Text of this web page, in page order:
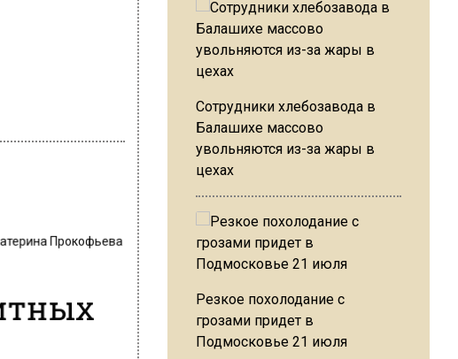
Прокофьева
Сотрудники хлебозавода в
Балашихе массово
увольняются из-за жары в
цехах
Резкое похолодание с
грозами придет в
Подмосковье 21 июля